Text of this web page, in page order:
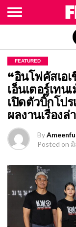
FEATURED
“อินโฟคัสเอ
เอ็นเตอร์เทน
เปิดตัวบิ๊กโป
ผลงานเรื่อง
By
Posted on